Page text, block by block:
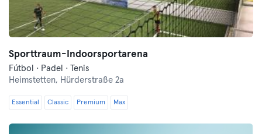
Sporttraum-Indoorsportarena
Fútbol · Padel · Tenis
Heimstetten, Hürderstraße 2a
Essential Classic Premium Max